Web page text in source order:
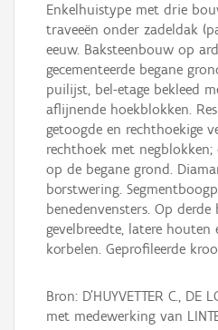
Enkelhuistype met drie
traveeën onder zadeldak
eeuw. Baksteenbouw op
gecementeerde begane
puilijst, bel-etage bekleed
aflijnende hoekblokken.
getoogde en rechthoekige
rechthoek met
op de begane grond.
borstwering.
benedenvensters. Op
gevelbreedte, latere houten
korbelen. Geprofileerde
Bron: D'HUYVETTER C., DE
met medewerking van